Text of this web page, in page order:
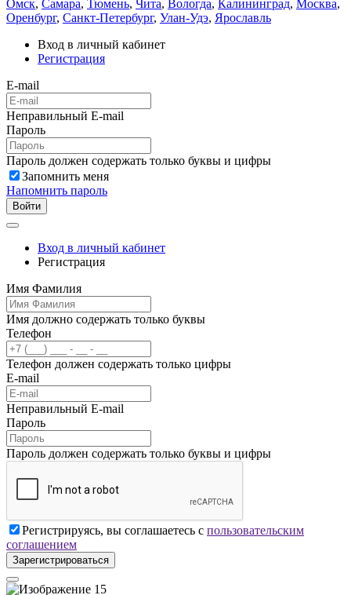
Омск, Самара, Тюмень, Чита, Вологда, Калининград, Москва,
Оренбург, Санкт-Петербург, Улан-Удэ, Ярославль
Вход в личный кабинет
Регистрация
E-mail
Неправильный E-mail
Пароль
Пароль должен содержать только буквы и цифры
Запомнить меня
Напомнить пароль
Войти
Вход в личный кабинет
Регистрация
Имя Фамилия
Имя должно содержать только буквы
Телефон
Телефон должен содержать только цифры
E-mail
Неправильный E-mail
Пароль
Пароль должен содержать только буквы и цифры
Регистрируясь, вы соглашаетесь с пользовательским
соглашением
Зарегистрироваться